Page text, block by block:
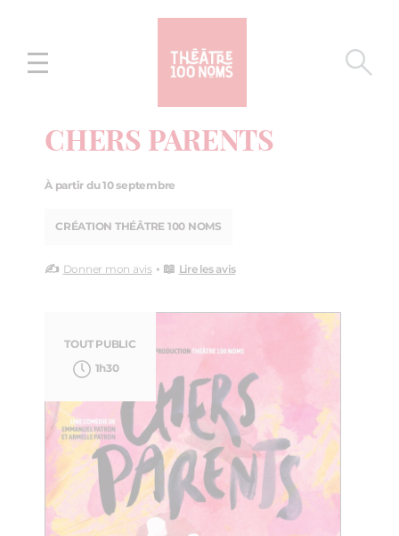
menu
CHERS PARENTS
À partir du 10 septembre
CRÉATION THÉÂTRE 100 NOMS
✍️ Donner mon avis• 📖 Lire les avis
TOUT PUBLIC
1h30